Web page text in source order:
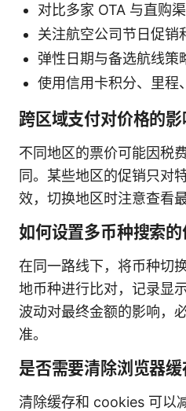
对比多家 OTA 与直购
关注航空公司节日促销
弹性日期与备选航线策
使用信用卡积分、里程
跨区域支付对价格的影
不同地区的票价可能因税
同。某些地区的促销只对
效，切换地区时注意查看
如何设置多币种搜索的
在同一路线下，将币种切
地币种进行比对，记录显
波动对最终金额的影响，
准。
是否需要清除浏览器缓
清除缓存和 cookies 可以